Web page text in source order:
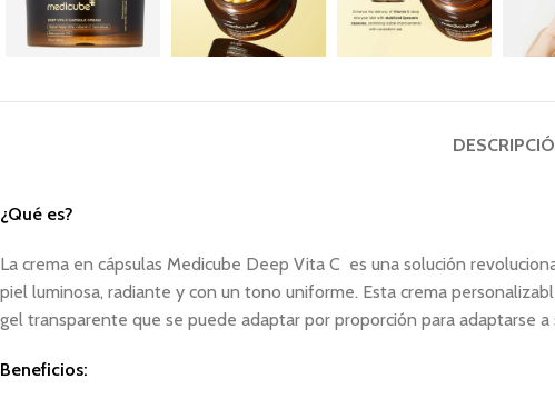
¿Qué es?
La crema en cápsulas Medicube Deep Vita C es una solución
piel luminosa, radiante y con un tono uniforme. Esta crema
gel transparente que se puede adaptar por proporción para adaptarse a
Beneficios: